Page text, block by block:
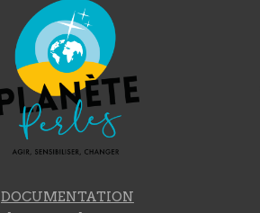
DOCUMENTATION